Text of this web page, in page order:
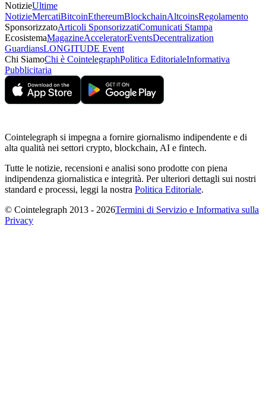
NotizieUltime
NotizieMercatiBitcoinEthereumBlockchainAltcoinsRegolamento
SponsorizzatoArticoli SponsorizzatiComunicati Stampa
EcosistemaMagazineAcceleratorEventsDecentralization
GuardiansLONGITUDE Event
Chi SiamoChi è CointelegraphPolitica EditorialeInformativa
Pubblicitaria
Cointelegraph si impegna a fornire giornalismo indipendente e di
alta qualità nei settori crypto, blockchain, AI e fintech.
Tutte le notizie, recensioni e analisi sono prodotte con piena
indipendenza giornalistica e integrità. Per ulteriori dettagli sui nostri
standard e processi, leggi la nostra Politica Editoriale.
© Cointelegraph 2013 - 2026Termini di Servizio e Informativa sulla
Privacy